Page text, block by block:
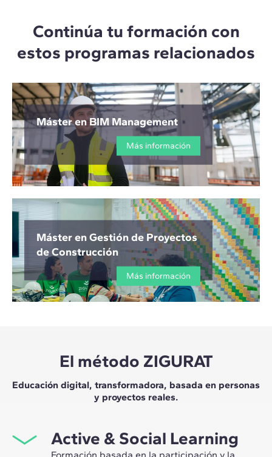
Continúa tu formación con
estos programas relacionados
Máster en BIM Management
Más información
Máster en Gestión de Proyectos
de Construcción
Más información
El método ZIGURAT
Educación digital, transformadora, basada en personas
y proyectos reales.
Active & Social Learning